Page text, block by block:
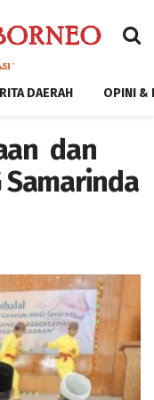
DAERAH OPINI &
dan
Samarinda